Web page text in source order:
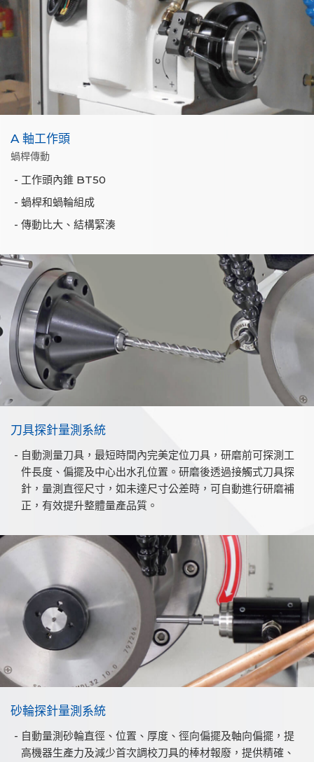
A 軸工作頭
蝸桿傳動
工作頭內錐 BT50
蝸桿和蝸輪組成
傳動比大、結構緊湊
刀具探針量測系統
自動測量刀具，最短時間內完美定位刀具，研磨前可探測工
件長度、偏擺及中心出水孔位置。研磨後透過接觸式刀具探
針，量測直徑尺寸，如未達尺寸公差時，可自動進行研磨補
正，有效提升整體量產品質。
砂輪探針量測系統
自動量測砂輪直徑、位置、厚度、徑向偏擺及軸向偏擺，提
高機器生產力及減少首次調校刀具的棒材報廢，提供精確、